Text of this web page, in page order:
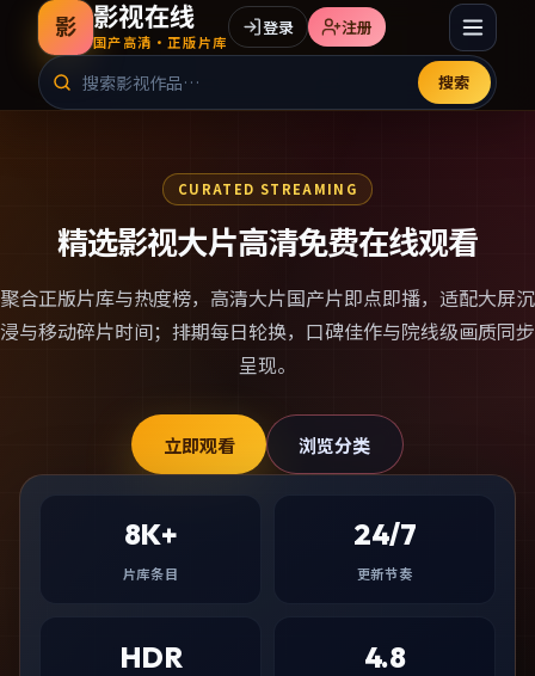
影 影视在线
国产高清·正版片库
搜索
登录 注册
CURATED STREAMING
精选影视大片高清免费在线观看
聚合正版片库与热度榜， 高清大片国产片即点即播，适配大屏沉
浸与移动碎片时间；排期每日轮换，口碑佳作与院线级画质同步
呈现。
立即观看 浏览分类
8K+
片库条目
24/7
更新节奏
HDR 4.8